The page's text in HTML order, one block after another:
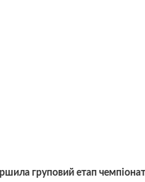
груповий етап